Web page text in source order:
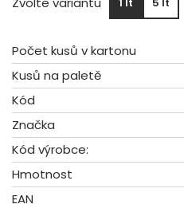
Počet kusů v kartonu
Kusů na paletě
Kód
Značka
Kód výrobce:
Hmotnost
EAN